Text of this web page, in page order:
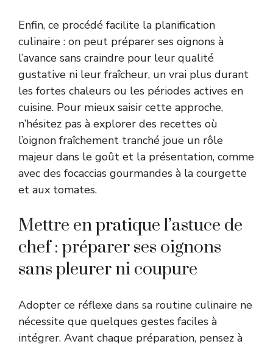
Enfin, ce procédé facilite la planification
culinaire : on peut préparer ses oignons à
l’avance sans craindre pour leur qualité
gustative ni leur fraîcheur, un vrai plus durant
les fortes chaleurs ou les périodes actives en
cuisine. Pour mieux saisir cette approche,
n’hésitez pas à explorer des recettes où
l’oignon fraîchement tranché joue un rôle
majeur dans le goût et la présentation, comme
avec des focaccias gourmandes à la courgette
et aux tomates.
Mettre en pratique l’astuce de
chef : préparer ses oignons
sans pleurer ni coupure
Adopter ce réflexe dans sa routine culinaire ne
nécessite que quelques gestes faciles à
intégrer. Avant chaque préparation, pensez à